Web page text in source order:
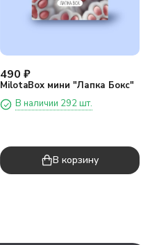
490 ₽
MilotaBox мини "Лапка Бокс"
В наличии 292 шт.
В корзину